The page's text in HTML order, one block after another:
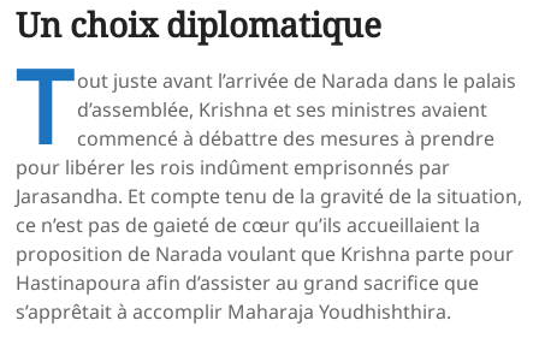
Un choix diplomatique
T out juste avant l’arrivée de Narada dans le palais
d’assemblée, Krishna et ses ministres avaient
commencé à débattre des mesures à prendre
pour libérer les rois indûment emprisonnés par
Jarasandha. Et compte tenu de la gravité de la situation,
ce n’est pas de gaieté de cœur qu’ils accueillaient la
proposition de Narada voulant que Krishna parte pour
Hastinapoura afin d’assister au grand sacrifice que
s’apprêtait à accomplir Maharaja Youdhishthira.